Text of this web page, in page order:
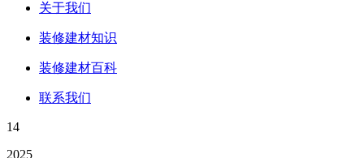
关于我们
装修建材知识
装修建材百科
联系我们
14
2025